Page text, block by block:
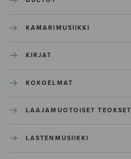
KAMARIMUSIIKKI
KIRJAT
KOKOELMAT
LAAJAMUOTOISET TEOKSET
LASTENMUSIIKKI